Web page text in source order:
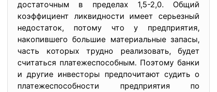
достаточным в пределах 1,5-2,0. Общий
коэффициент ликвидности имеет серьезный
недостаток, потому что у предприятия,
накопившего большие материальные запасы,
часть которых трудно реализовать, будет
считаться платежеспособным. Поэтому банки
и другие инвесторы предпочитают судить о
платежеспособности предприятия по